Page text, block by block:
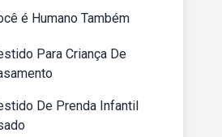
é Humano Também
Para Criança De
De Prenda Infantil